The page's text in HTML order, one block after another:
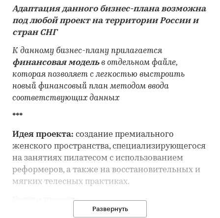
Адаптация данного бизнес-плана возможна
под любой проект на территории России и
стран СНГ
К данному бизнес-плану прилагается
финансовая модельв отдельном файле,
которая позволяет с легкостью выстроить
новый финансовый план методом ввода
соответствующих данных
***
Идея проекта: создание премиального
женского пространства, специализирующегося
на занятиях пилатесом с использованием
реформеров, а также на восстановительных и
мягких телесных практиках.
Услуги проекта:
Развернуть